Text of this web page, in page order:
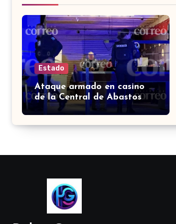
Estado
Ataque armado en casino
de la Central de Abastos
deja un hombre muerto en